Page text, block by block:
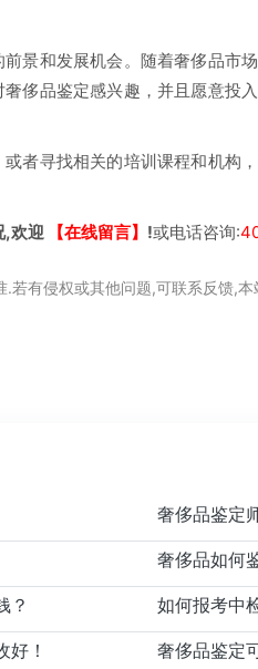
景和发展机会。随着奢侈品市
侈品鉴定感兴趣，并且愿意投
者寻找相关的培训课程和机构
,欢迎 【在线留言】 !或电话咨询:
若有侵权或其他问题,可联系反馈,
奢侈品鉴定
奢侈品如何
？ 如何报考中
！ 奢侈品鉴定